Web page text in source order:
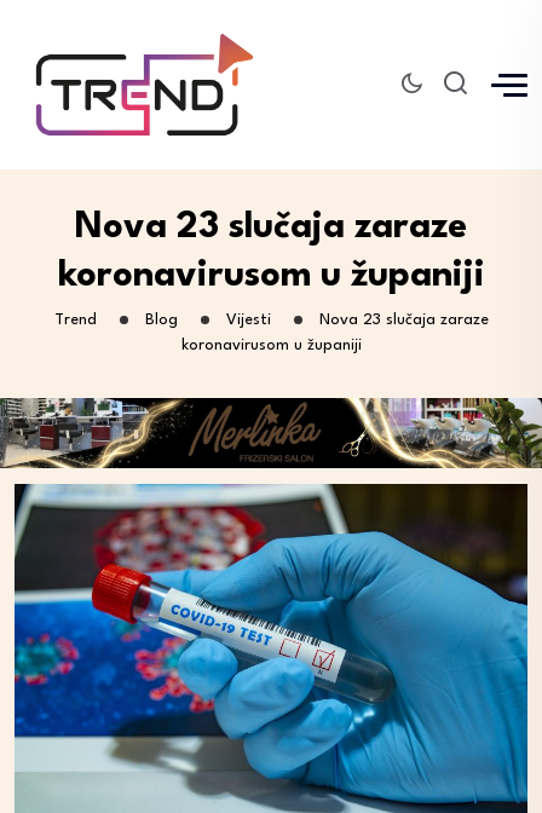
Nova 23 slučaja zaraze
koronavirusom u županiji
Trend Blog Vijesti
Nova 23 slučaja zaraze
koronavirusom u županiji